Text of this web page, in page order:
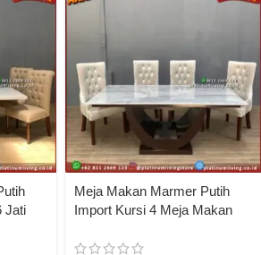
Jati
Meja Makan Marmer Putih
Import Kursi 4 Meja Makan